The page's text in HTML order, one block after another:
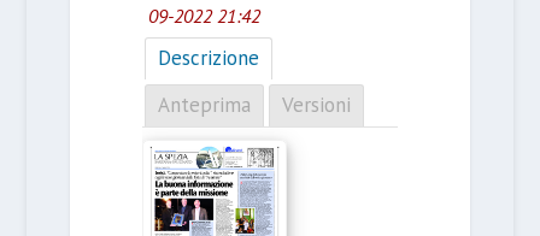
09-2022 21:42
Descrizione
Anteprima
Versioni